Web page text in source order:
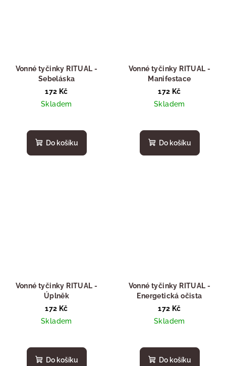
Vonné tyčinky RITUAL -
Sebeláska
172 Kč
Skladem
Do košíku
Vonné tyčinky RITUAL -
Manifestace
172 Kč
Skladem
Do košíku
Vonné tyčinky RITUAL -
Úplněk
172 Kč
Skladem
Do košíku
Vonné tyčinky RITUAL -
Energetická očista
172 Kč
Skladem
Do košíku